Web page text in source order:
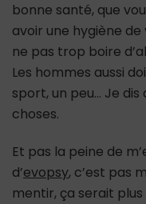
bonne santé, que
avoir une hygiène
ne pas trop boire
Les hommes aussi
sport, un peu… Je dis
choses.
Et pas la peine de
d’evopsy, c’est pas
mentir, ça serait